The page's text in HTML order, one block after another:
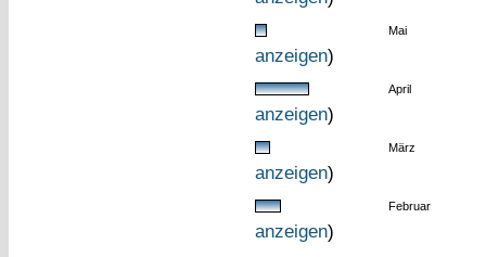
Mai
anzeigen)
April
anzeigen)
März
anzeigen)
Februar
anzeigen)